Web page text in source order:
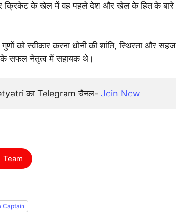
क्रिकेट के खेल में वह पहले देश और खेल के हित के बारे
को स्वीकार करना धोनी की शांति, स्थिरता और सहज
सफल नेतृत्व में सहायक थे।
का Telegram चैनल- Join Now
Team
Captain